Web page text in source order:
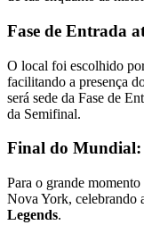
Fase de Entrada
O local foi escolhido
facilitando a presença
será sede da Fase de
da Semifinal.
Final do
Para o grande
Nova York, celebrando
Legends.